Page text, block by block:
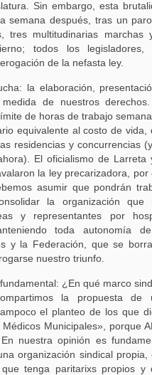
Sin embargo, esta
semana después, tras un
tres multitudinarias marchas
todos los legisladores,
de la nefasta ley.
la elaboración,
de nuestros
de horas de trabajo
equivalente al costo de vida,
residencias y concurrencias
El oficialismo de Larreta
la ley precarizadora, por
asumir que pondrán
la organización que
y representantes por
toda autonomía
y la Federación, que se
nuestro triunfo.
¿En qué marco
la propuesta de
el planteo de los que
Municipales», porque
nuestra opinión es
organización sindical propia,
tenga paritarixs propios y